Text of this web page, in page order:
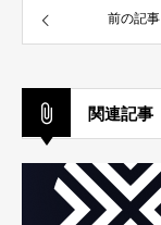
前の記事
関連記事